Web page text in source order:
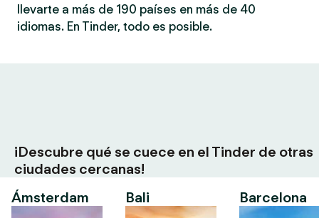
llevarte a más de 190 países en más de 40
idiomas. En Tinder, todo es posible.
¡Descubre qué se cuece en el Tinder de otras
ciudades cercanas!
Ámsterdam
Bali Barcelona